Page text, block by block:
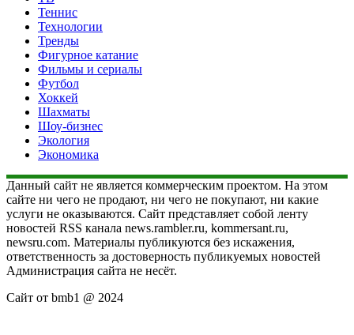
Теннис
Технологии
Тренды
Фигурное катание
Фильмы и сериалы
Футбол
Хоккей
Шахматы
Шоу-бизнес
Экология
Экономика
Данный сайт не является коммерческим проектом. На этом
сайте ни чего не продают, ни чего не покупают, ни какие
услуги не оказываются. Сайт представляет собой ленту
новостей RSS канала news.rambler.ru, kommersant.ru,
newsru.com. Материалы публикуются без искажения,
ответственность за достоверность публикуемых новостей
Администрация сайта не несёт.
Сайт от bmb1 @ 2024